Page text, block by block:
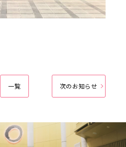
一覧 次のお知らせ